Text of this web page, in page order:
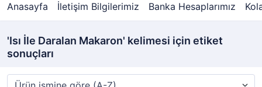
Anasayfa İletişim Bilgilerimiz Banka Hesaplarımız
'Isı İle Daralan Makaron' kelimesi için etiket
sonuçları